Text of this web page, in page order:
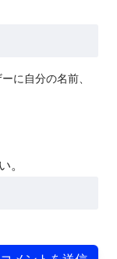
に自分の名前、
。